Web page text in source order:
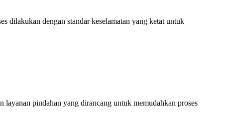
dilakukan dengan standar keselamatan yang ketat untuk
pindahan yang dirancang untuk memudahkan proses